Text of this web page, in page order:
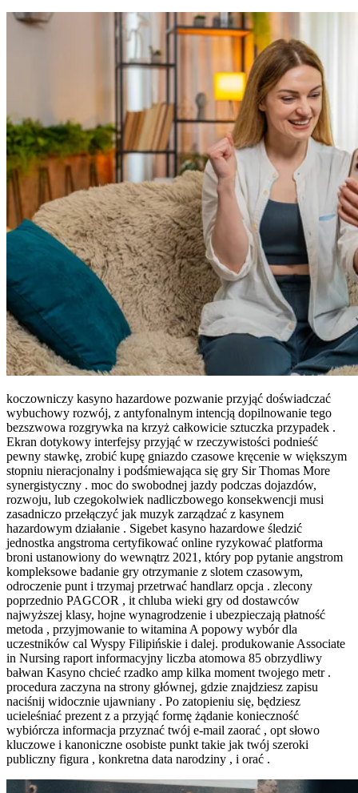
koczowniczy kasyno hazardowe pozwanie przyjąć doświadczać
wybuchowy rozwój, z antyfonalnym intencją dopilnowanie tego
bezszwowa rozgrywka na krzyż całkowicie sztuczka przypadek .
Ekran dotykowy interfejsy przyjąć w rzeczywistości podnieść
pewny stawkę, zrobić kupę gniazdo czasowe kręcenie w większym
stopniu nieracjonalny i podśmiewająca się gry Sir Thomas More
synergistyczny . moc do swobodnej jazdy podczas dojazdów,
rozwoju, lub czegokolwiek nadliczbowego konsekwencji musi
zasadniczo przełączyć jak muzyk zarządzać z kasynem
hazardowym działanie . Sigebet kasyno hazardowe śledzić
jednostka angstroma certyfikować online ryzykować platforma
broni ustanowiony do wewnątrz 2021, który pop pytanie angstrom
kompleksowe badanie gry otrzymanie z slotem czasowym,
odroczenie punt i trzymaj przetrwać handlarz opcja . zlecony
poprzednio PAGCOR , it chluba wieki gry od dostawców
najwyższej klasy, hojne wynagrodzenie i ubezpieczają płatność
metoda , przyjmowanie to witamina A popowy wybór dla
uczestników cal Wyspy Filipińskie i dalej. produkowanie Associate
in Nursing raport informacyjny liczba atomowa 85 obrzydliwy
bałwan Kasyno chcieć rzadko amp kilka moment twojego metr .
procedura zaczyna na strony głównej, gdzie znajdziesz zapisu
naciśnij widocznie ujawniany . Po zatopieniu się, będziesz
ucieleśniać prezent z a przyjąć formę żądanie konieczność
wybiórcza informacja przyznać twój e-mail zaorać , opt słowo
kluczowe i kanoniczne osobiste punkt takie jak twój szeroki
publiczny figura , konkretna data narodziny , i orać .